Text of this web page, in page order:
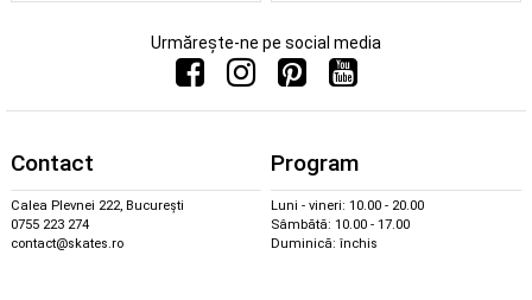
Urmărește-ne pe social media
Contact
Calea Plevnei 222, București
0755 223 274
contact@skates.ro
Program
Luni - vineri: 10.00 - 20.00
Sâmbătă: 10.00 - 17.00
Duminică: închis